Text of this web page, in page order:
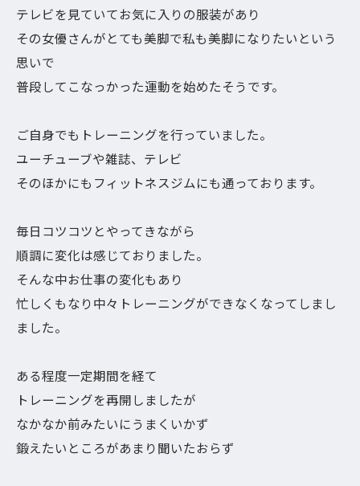
テレビを見ていてお気に入りの服装があり
その女優さんがとても美脚で私も美脚になりたいという
思いで
普段してこなっかった運動を始めたそうです。
ご自身でもトレーニングを行っていました。
ユーチューブや雑誌、テレビ
そのほかにもフィットネスジムにも通っております。
毎日コツコツとやってきながら
順調に変化は感じておりました。
そんな中お仕事の変化もあり
忙しくもなり中々トレーニングができなくなってしまし
ました。
ある程度一定期間を経て
トレーニングを再開しましたが
なかなか前みたいにうまくいかず
鍛えたいところがあまり聞いたおらず